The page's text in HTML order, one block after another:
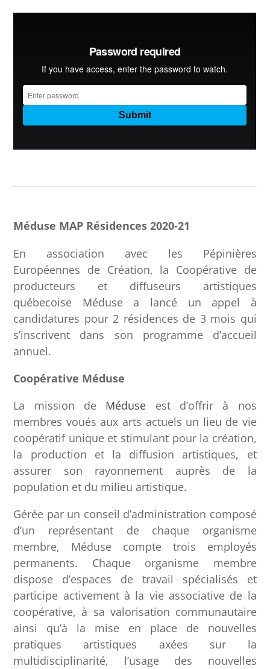
Méduse MAP Résidences 2020-21
En association avec les Pépinières
Européennes de Création, la Coopérative de
producteurs et diffuseurs artistiques
québecoise Méduse a lancé un appel à
candidatures pour 2 résidences de 3 mois qui
s’inscrivent dans son programme d’accueil
annuel.
Coopérative Méduse
La mission de Méduse est d’offrir à nos
membres voués aux arts actuels un lieu de vie
coopératif unique et stimulant pour la création,
la production et la diffusion artistiques, et
assurer son rayonnement auprès de la
population et du milieu artistique.
Gérée par un conseil d’administration composé
d’un représentant de chaque organisme
membre, Méduse compte trois employés
permanents. Chaque organisme membre
dispose d’espaces de travail spécialisés et
participe activement à la vie associative de la
coopérative, à sa valorisation communautaire
ainsi qu’à la mise en place de nouvelles
pratiques artistiques axées sur la
multidisciplinarité, l’usage des nouvelles